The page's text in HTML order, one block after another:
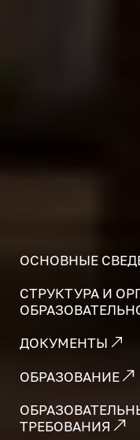
ОСНОВНЫЕ
СТРУКТУРА И
ДОКУМЕНТЫ
ОБРАЗОВАНИЕ
ТРЕБОВАНИЯ